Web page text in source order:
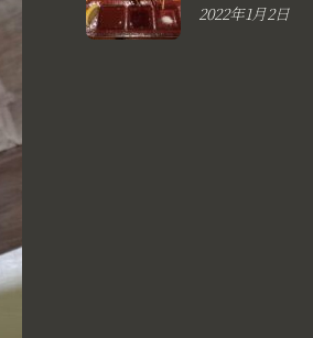
2022年1月2日